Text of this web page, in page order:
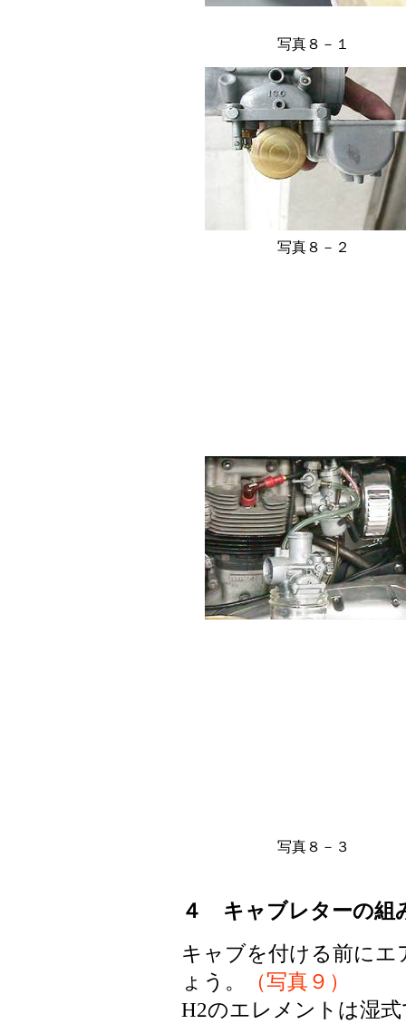
写真８－１
写真８－２
写真８－３
４ キャブレターの組
キャブを付ける前に
ょう。
（写真９）
H2のエレメントは湿